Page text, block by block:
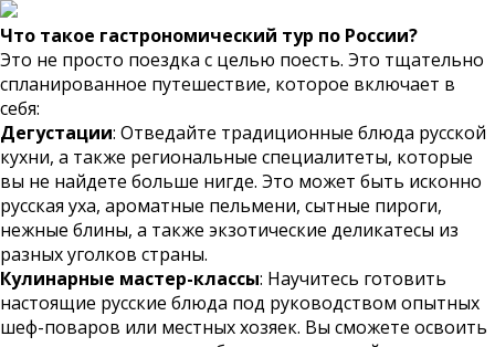
Что такое гастрономический тур по России?
Это не просто поездка с целью поесть. Это тщательно
спланированное путешествие, которое включает в
себя:
Дегустации: Отведайте традиционные блюда русской
кухни, а также региональные специалитеты, которые
вы не найдете больше нигде. Это может быть исконно
русская уха, ароматные пельмени, сытные пироги,
нежные блины, а также экзотические деликатесы из
разных уголков страны.
Кулинарные мастер-классы: Научитесь готовить
настоящие русские блюда под руководством опытных
шеф-поваров или местных хозяек. Вы сможете освоить